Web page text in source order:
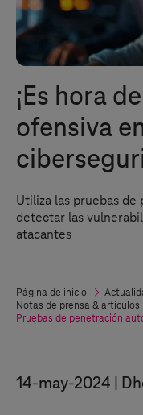
¡Es hora
ofensiva
Utiliza las pruebas
detectar las
atacantes
Página de inicio
Notas de prensa & artículos
Pruebas de penetración
14-may-2024